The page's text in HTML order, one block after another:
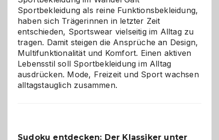
Sportbekleidung als reine Funktionsbekleidung,
haben sich Trägerinnen in letzter Zeit
entschieden, Sportswear vielseitig im Alltag zu
tragen. Damit steigen die Ansprüche an Design,
Multifunktionalität und Komfort. Einen aktiven
Lebensstil soll Sportbekleidung im Alltag
ausdrücken. Mode, Freizeit und Sport wachsen
alltagstauglich zusammen.
Sudoku entdecken: Der Klassiker unter